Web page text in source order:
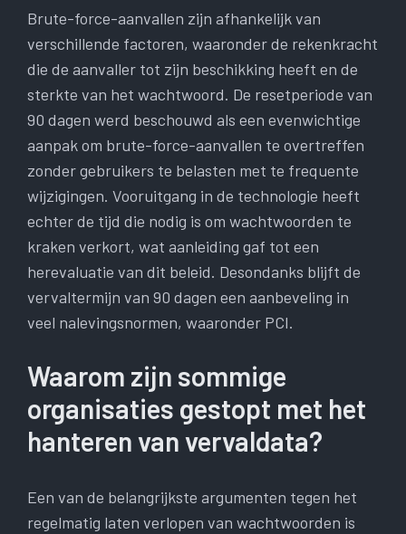
Brute-force-aanvallen zijn afhankelijk van
verschillende factoren, waaronder de rekenkracht
die de aanvaller tot zijn beschikking heeft en de
sterkte van het wachtwoord. De resetperiode van
90 dagen werd beschouwd als een evenwichtige
aanpak om brute-force-aanvallen te overtreffen
zonder gebruikers te belasten met te frequente
wijzigingen. Vooruitgang in de technologie heeft
echter de tijd die nodig is om wachtwoorden te
kraken verkort, wat aanleiding gaf tot een
herevaluatie van dit beleid. Desondanks blijft de
vervaltermijn van 90 dagen een aanbeveling in
veel nalevingsnormen, waaronder PCI.
Waarom zijn sommige
organisaties gestopt met het
hanteren van vervaldata?
Een van de belangrijkste argumenten tegen het
regelmatig laten verlopen van wachtwoorden is